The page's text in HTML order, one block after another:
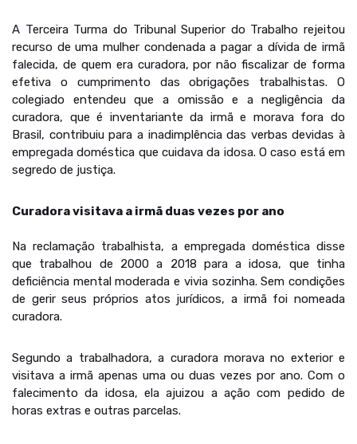
A Terceira Turma do Tribunal Superior do Trabalho rejeitou
recurso de uma mulher condenada a pagar a dívida de irmã
falecida, de quem era curadora, por não fiscalizar de forma
efetiva o cumprimento das obrigações trabalhistas. O
colegiado entendeu que a omissão e a negligência da
curadora, que é inventariante da irmã e morava fora do
Brasil, contribuiu para a inadimplência das verbas devidas à
empregada doméstica que cuidava da idosa. O caso está em
segredo de justiça.
Curadora visitava a irmã duas vezes por ano
Na reclamação trabalhista, a empregada doméstica disse
que trabalhou de 2000 a 2018 para a idosa, que tinha
deficiência mental moderada e vivia sozinha. Sem condições
de gerir seus próprios atos jurídicos, a irmã foi nomeada
curadora.
Segundo a trabalhadora, a curadora morava no exterior e
visitava a irmã apenas uma ou duas vezes por ano. Com o
falecimento da idosa, ela ajuizou a ação com pedido de
horas extras e outras parcelas.